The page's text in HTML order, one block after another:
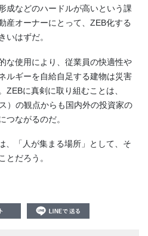
成などのハードルが高いという課
産オーナーにとって、 ZEB化する
いはずだ。
な使用により、従業員の快適性や
ルギーを自給自足する建物は災害
ZEBに真剣に取り組むことは、
）の観点からも国内外の投資家の
つながるのだ。
、「人が集まる場所」として、そ
とだろう。